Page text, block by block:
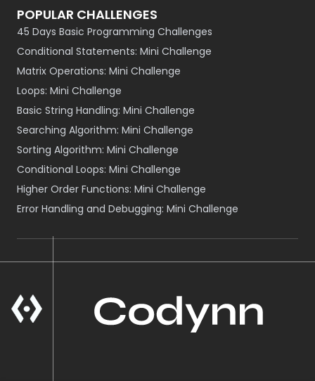
POPULAR CHALLENGES
45 Days Basic Programming Challenges
Conditional Statements: Mini Challenge
Matrix Operations: Mini Challenge
Loops: Mini Challenge
Basic String Handling: Mini Challenge
Searching Algorithm: Mini Challenge
Sorting Algorithm: Mini Challenge
Conditional Loops: Mini Challenge
Higher Order Functions: Mini Challenge
Error Handling and Debugging: Mini Challenge